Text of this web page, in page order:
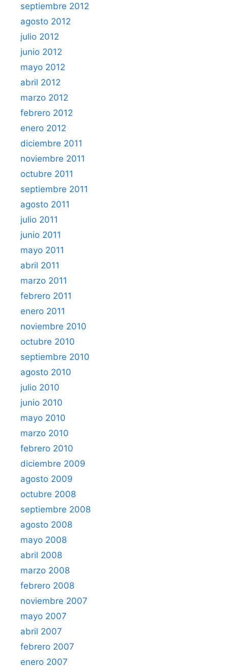
septiembre 2012
agosto 2012
julio 2012
junio 2012
mayo 2012
abril 2012
marzo 2012
febrero 2012
enero 2012
diciembre 2011
noviembre 2011
octubre 2011
septiembre 2011
agosto 2011
julio 2011
junio 2011
mayo 2011
abril 2011
marzo 2011
febrero 2011
enero 2011
noviembre 2010
octubre 2010
septiembre 2010
agosto 2010
julio 2010
junio 2010
mayo 2010
marzo 2010
febrero 2010
diciembre 2009
agosto 2009
octubre 2008
septiembre 2008
agosto 2008
mayo 2008
abril 2008
marzo 2008
febrero 2008
noviembre 2007
mayo 2007
abril 2007
febrero 2007
enero 2007